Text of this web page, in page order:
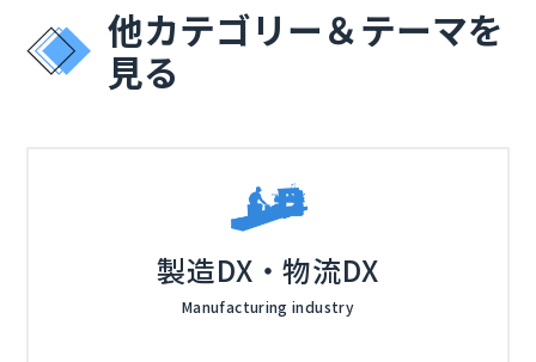
itoco」「SmartVisca」は、低コストで導入でき、さ
らに導入〜運用・定着化のご支援までさせていただくた
め、製品の導入コストを無駄にしたくないとお考えの方
当者の方はぜひご参加ください。
コネクシオ株式会社（）
株式会社テラスカイ（
他カテゴリー＆テーマを
見る
製造DX・物流DX
Manufacturing industry